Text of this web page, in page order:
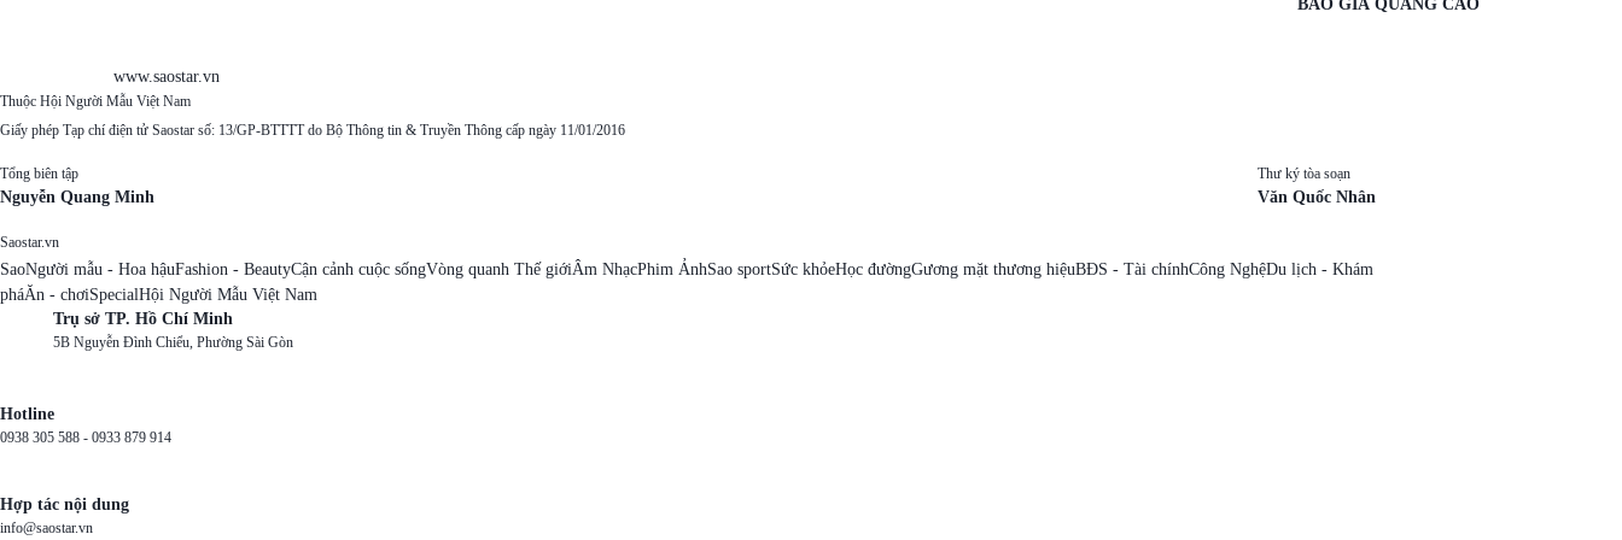
www.saostar.vn
BÁO GIÁ QUẢNG CÁO
Thuộc Hội Người Mẫu Việt Nam
Giấy phép Tạp chí điện tử Saostar số: 13/GP-BTTTT do Bộ Thông tin & Truyền Thông cấp ngày 11/01/2016
Tổng biên tập
Nguyễn Quang Minh
Thư ký tòa soạn
Văn Quốc Nhân
Saostar.vn
SaoNgười mẫu - Hoa hậuFashion - BeautyCận cảnh cuộc sốngVòng quanh Thế giớiÂm NhạcPhim ẢnhSao sportSức khỏeHọc đườngGương mặt thương hiệuBĐS - Tài chínhCông NghệDu lịch - Khám
pháĂn - chơiSpecialHội Người Mẫu Việt Nam
Trụ sở TP. Hồ Chí Minh
5B Nguyễn Đình Chiểu, Phường Sài Gòn
Hotline
0938 305 588 - 0933 879 914
Hợp tác nội dung
info@saostar.vn